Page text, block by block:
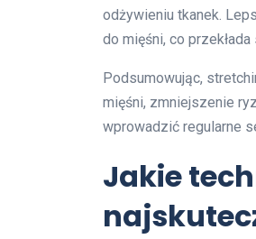
odżywieniu tkanek.
do mięśni, co
Podsumowując,
mięśni, zmniejszenie
wprowadzić regularne
Jakie